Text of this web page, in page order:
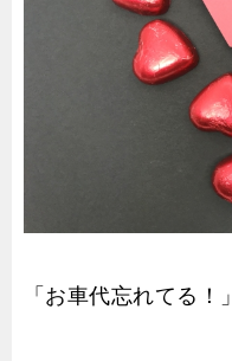
「お車代忘れてる！」